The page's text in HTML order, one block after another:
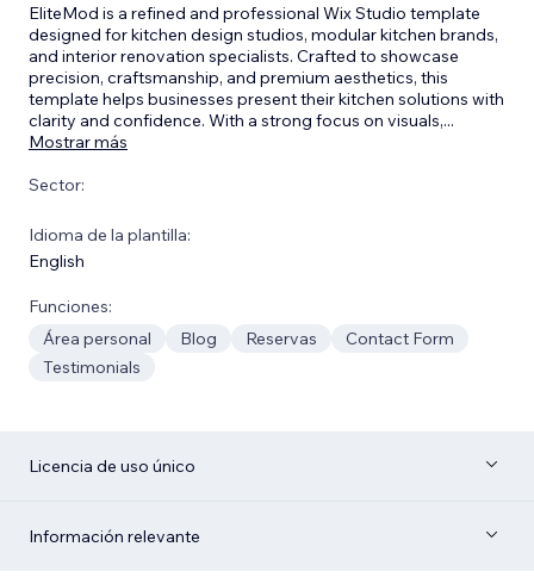
EliteMod is a refined and professional Wix Studio template
designed for kitchen design studios, modular kitchen brands,
and interior renovation specialists. Crafted to showcase
precision, craftsmanship, and premium aesthetics, this
template helps businesses present their kitchen solutions with
clarity and confidence. With a strong focus on visuals,...
Mostrar más
Sector:
Idioma de la plantilla:
English
Funciones:
Área personal
Blog Reservas
Contact Form
Testimonials
Licencia de uso único
Información relevante